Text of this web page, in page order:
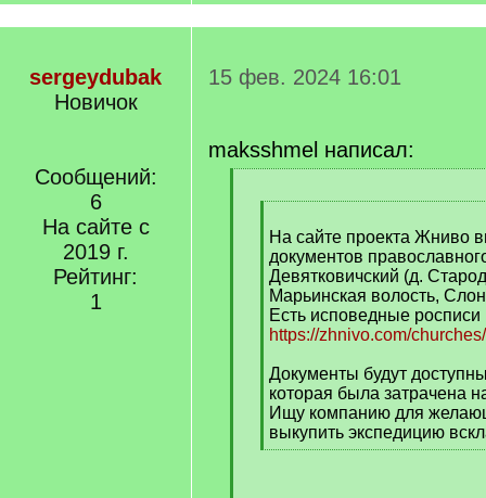
sergeydubak
Новичок
Сообщений:
6
На сайте с
2019 г.
Рейтинг:
1
15 фев. 2024 16:01
maksshmel написал:
q
]
На сайте проекта Жниво
документов
Девятковичский (д.
Марьинская волость,
Есть исповедные
https://zhnivo.com/
Документы будут
которая была затрачена
Ищу компанию для
выкупить экспедицию
[